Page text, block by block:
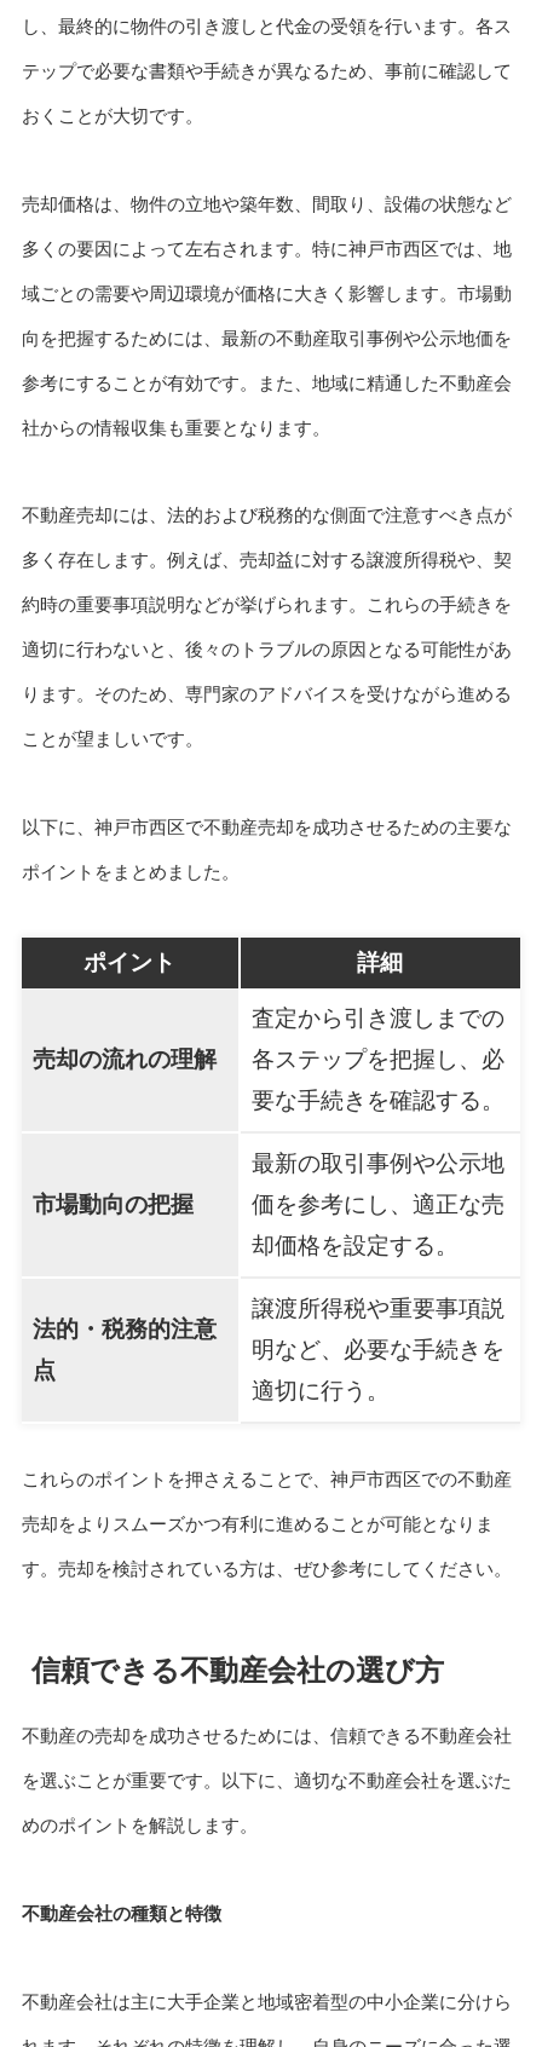
し、最終的に物件の引き渡しと代金の受領を行います。各ス
テップで必要な書類や手続きが異なるため、事前に確認して
おくことが大切です。
売却価格は、物件の立地や築年数、間取り、設備の状態など
多くの要因によって左右されます。特に神戸市西区では、地
域ごとの需要や周辺環境が価格に大きく影響します。市場動
向を把握するためには、最新の不動産取引事例や公示地価を
参考にすることが有効です。また、地域に精通した不動産会
社からの情報収集も重要となります。
不動産売却には、法的および税務的な側面で注意すべき点が
多く存在します。例えば、売却益に対する譲渡所得税や、契
約時の重要事項説明などが挙げられます。これらの手続きを
適切に行わないと、後々のトラブルの原因となる可能性があ
ります。そのため、専門家のアドバイスを受けながら進める
ことが望ましいです。
以下に、神戸市西区で不動産売却を成功させるための主要な
ポイントをまとめました。
ポイント 詳細
売却の流れの理解
査定から引き渡しまでの
各ステップを把握し、必
要な手続きを確認する。
市場動向の把握
最新の取引事例や公示地
価を参考にし、適正な売
却価格を設定する。
法的・税務的注意
点
譲渡所得税や重要事項説
明など、必要な手続きを
適切に行う。
これらのポイントを押さえることで、神戸市西区での不動産
売却をよりスムーズかつ有利に進めることが可能となりま
す。売却を検討されている方は、ぜひ参考にしてください。
信頼できる不動産会社の選び方
不動産の売却を成功させるためには、信頼できる不動産会社
を選ぶことが重要です。以下に、適切な不動産会社を選ぶた
めのポイントを解説します。
不動産会社の種類と特徴
不動産会社は主に大手企業と地域密着型の中小企業に分けら